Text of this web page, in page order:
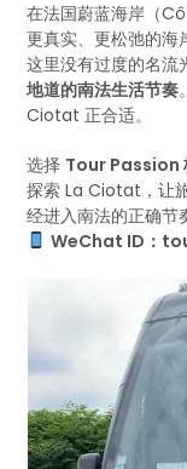
在法国蔚蓝海岸（
更真实、更松弛的
这里没有过度的名流
地道的南法生活节奏
Ciotat 正合适。
选择 Tour Passion
探索 La Ciotat，让
经进入南法的正确节
WeChat ID：